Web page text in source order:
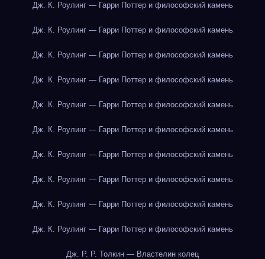
Дж. К. Роулинг — Гарри Поттер и философский камень
Дж. К. Роулинг — Гарри Поттер и философский камень
Дж. К. Роулинг — Гарри Поттер и философский камень
Дж. К. Роулинг — Гарри Поттер и философский камень
Дж. К. Роулинг — Гарри Поттер и философский камень
Дж. К. Роулинг — Гарри Поттер и философский камень
Дж. К. Роулинг — Гарри Поттер и философский камень
Дж. К. Роулинг — Гарри Поттер и философский камень
Дж. К. Роулинг — Гарри Поттер и философский камень
Дж. К. Роулинг — Гарри Поттер и философский камень
Дж. Р. Р. Толкин — Властелин колец